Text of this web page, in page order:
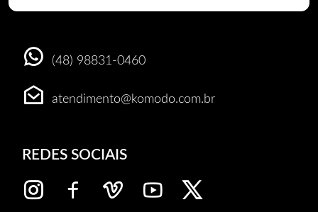
(48) 98831-0460
atendimento@komodo.com.br
REDES SOCIAIS